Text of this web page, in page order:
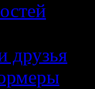
друзья